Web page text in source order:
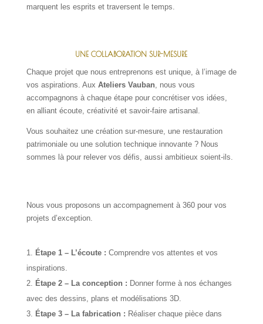
marquent les esprits et traversent le temps.
UNE COLLABORATION SUR-MESURE
Chaque projet que nous entreprenons est unique, à l’image de
vos aspirations. Aux Ateliers Vauban, nous vous
accompagnons à chaque étape pour concrétiser vos idées,
en alliant écoute, créativité et savoir-faire artisanal.
Vous souhaitez une création sur-mesure, une restauration
patrimoniale ou une solution technique innovante ? Nous
sommes là pour relever vos défis, aussi ambitieux soient-ils.
Nous vous proposons un accompagnement à 360 pour vos
projets d’exception.
Étape 1 – L’écoute : Comprendre vos attentes et vos
inspirations.
Étape 2 – La conception : Donner forme à nos échanges
avec des dessins, plans et modélisations 3D.
Étape 3 – La fabrication : Réaliser chaque pièce dans